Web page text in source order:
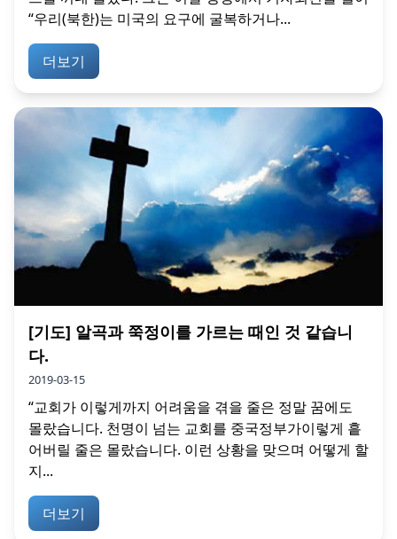
“우리(북한)는 미국의 요구에 굴복하거나...
더보기
[기도] 알곡과 쭉정이를 가르는 때인 것 같습니
다.
2019-03-15
“교회가 이렇게까지 어려움을 겪을 줄은 정말 꿈에도
몰랐습니다. 천명이 넘는 교회를 중국정부가이렇게 흩
어버릴 줄은 몰랐습니다. 이런 상황을 맞으며 어떻게 할
지...
더보기